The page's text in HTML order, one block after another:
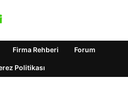
Firma Rehberi Forum
Politikası